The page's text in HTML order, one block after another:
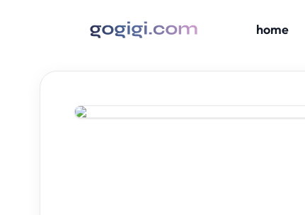
home